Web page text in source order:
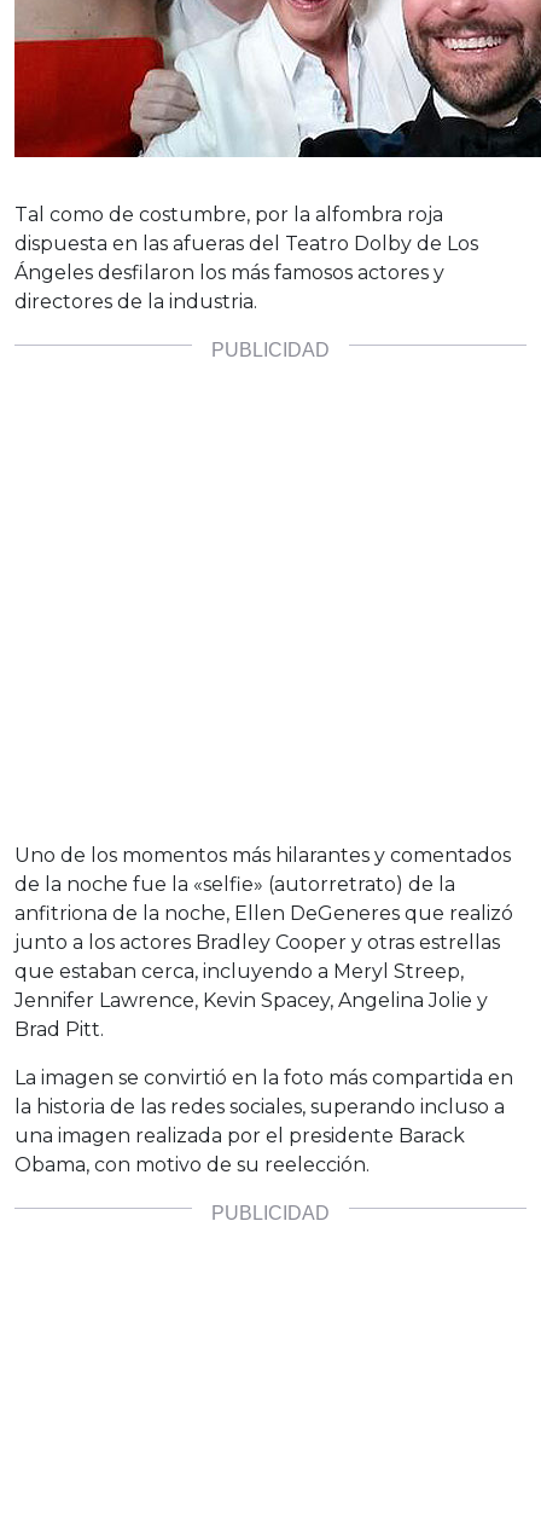
Tal como de costumbre, por la alfombra roja
dispuesta en las afueras del Teatro Dolby de Los
Ángeles desfilaron los más famosos actores y
directores de la industria.
Uno de los momentos más hilarantes y comentados
de la noche fue la «selfie» (autorretrato) de la
anfitriona de la noche, Ellen DeGeneres que realizó
junto a los actores Bradley Cooper y otras estrellas
que estaban cerca, incluyendo a Meryl Streep,
Jennifer Lawrence, Kevin Spacey, Angelina Jolie y
Brad Pitt.
La imagen se convirtió en la foto más compartida en
la historia de las redes sociales, superando incluso a
una imagen realizada por el presidente Barack
Obama, con motivo de su reelección.